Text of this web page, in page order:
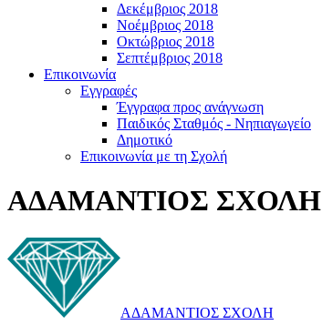
Δεκέμβριος 2018
Νοέμβριος 2018
Οκτώβριος 2018
Σεπτέμβριος 2018
Επικοινωνία
Εγγραφές
Έγγραφα προς ανάγνωση
Παιδικός Σταθμός - Νηπιαγωγείο
Δημοτικό
Επικοινωνία με τη Σχολή
ΑΔΑΜΑΝΤΙΟΣ ΣΧΟΛΗ
ΑΔΑΜΑΝΤΙΟΣ ΣΧΟΛΗ